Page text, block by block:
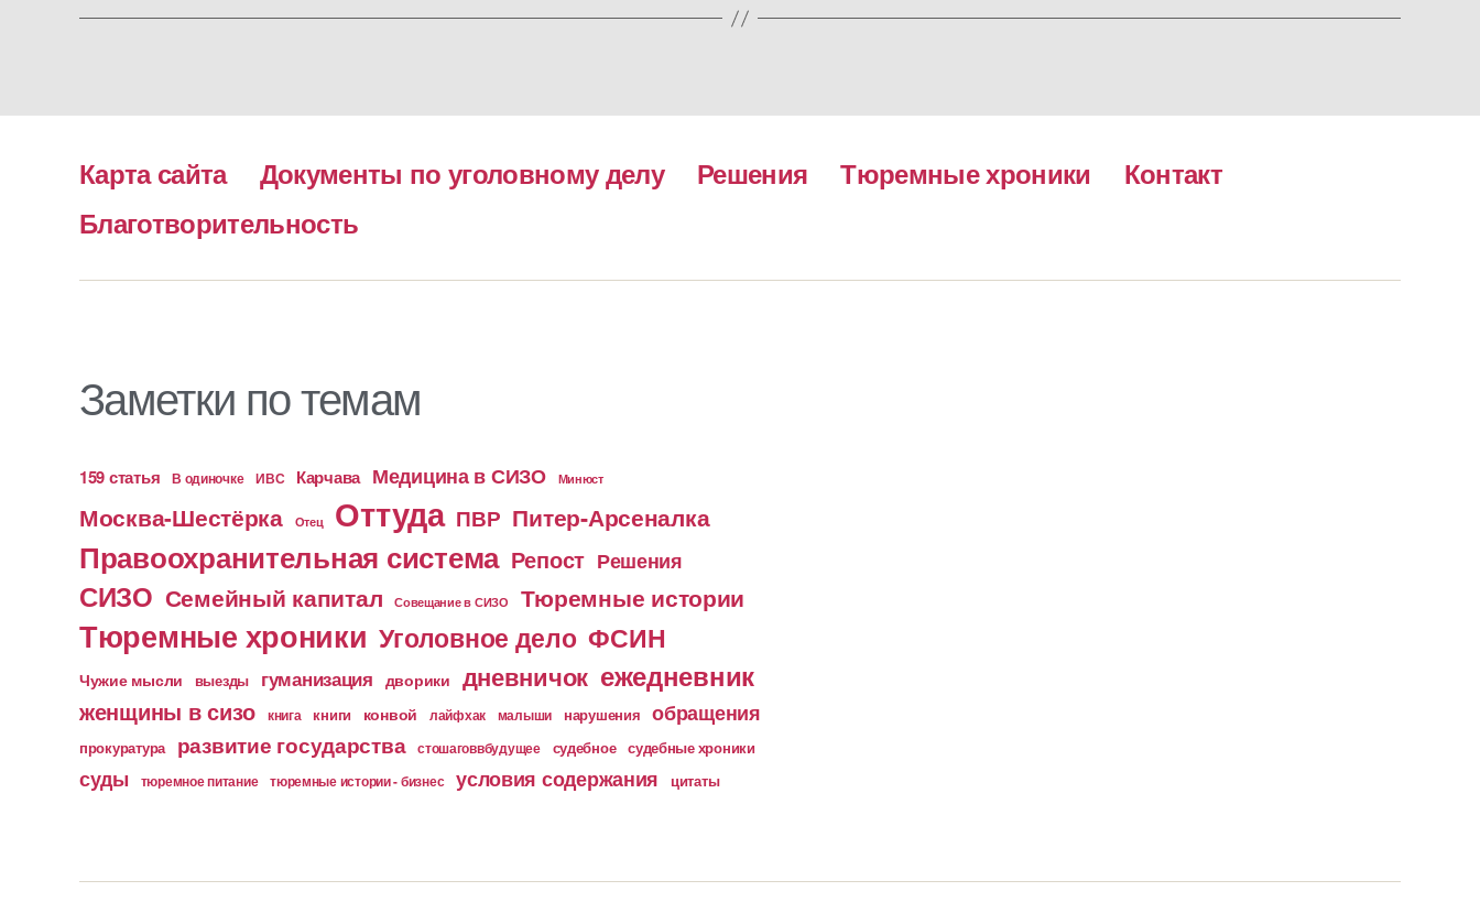
Карта сайта Документы по уголовному делу Решения Тюремные хроники
Контакт
Благотворительность
Заметки по темам
159 статья В одиночке ИВС Карчава Медицина в СИЗО Минюст
Москва-Шестёрка Отец Оттуда ПВР Питер-Арсеналка
Правоохранительная система Репост Решения
СИЗО Семейный капитал Совещание в СИЗО Тюремные истории
Тюремные хроники Уголовное дело ФСИН
Чужие мысли выезды гуманизация дворики дневничок ежедневник
женщины в сизо книга книги конвой лайфхак малыши нарушения обращения
прокуратура развитие государства стошаговвбудущее судебное судебные хроники
суды тюремное питание тюремные истории - бизнес условия содержания цитаты